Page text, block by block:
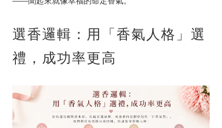
選香邏輯：用「香氣人格」選
禮，成功率更高